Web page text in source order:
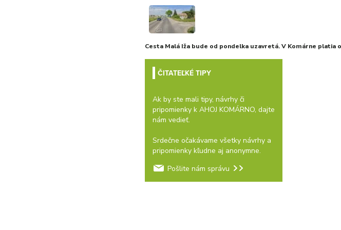
Cesta Malá Iža bude od pondelka uzavretá. V Komárne platia
ČITATEĽKÉ TIPY
Ak by ste mali tipy, návrhy či
pripomienky k AHOJ KOMÁRNO, dajte
nám vedieť.
Srdečne očakávame všetky návrhy a
pripomienky kľudne aj anonymne.
Pošlite nám správu